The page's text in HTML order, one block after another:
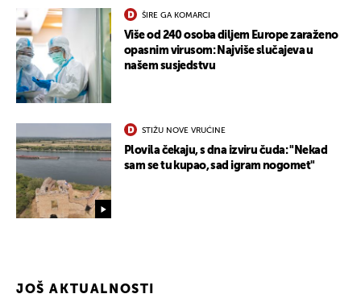
ŠIRE GA KOMARCI
Više od 240 osoba diljem Europe zaraženo
opasnim virusom: Najviše slučajeva u
našem susjedstvu
STIŽU NOVE VRUĆINE
Plovila čekaju, s dna izviru čuda: "Nekad
sam se tu kupao, sad igram nogomet"
JOŠ AKTUALNOSTI